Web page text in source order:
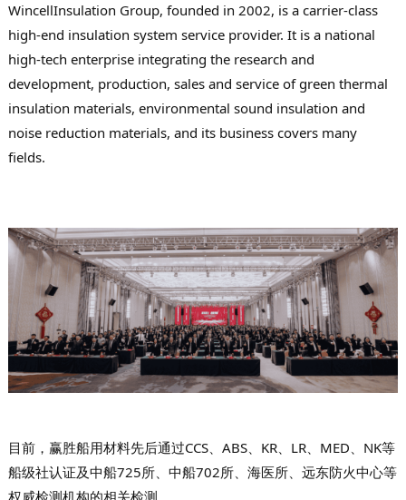
WincellInsulation Group, founded in 2002, is a carrier-class
high-end insulation system service provider. It is a national
high-tech enterprise integrating the research and
development, production, sales and service of green thermal
insulation materials, environmental sound insulation and
noise reduction materials, and its business covers many
fields.
目前，赢胜船用材料先后通过CCS、ABS、KR、LR、MED、NK等
船级社认证及中船725所、中船702所、海医所、远东防火中心等
权威检测机构的相关检测。